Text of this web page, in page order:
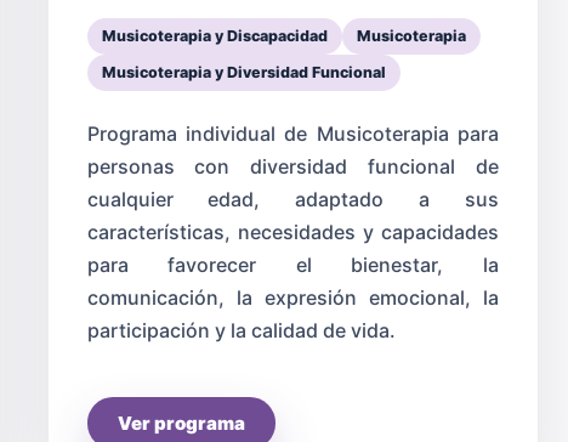
Musicoterapia y Discapacidad
Musicoterapia
Musicoterapia y Diversidad Funcional
Programa individual de Musicoterapia para
personas con diversidad funcional de
cualquier edad, adaptado a sus
características, necesidades y capacidades
para favorecer el bienestar, la
comunicación, la expresión emocional, la
participación y la calidad de vida.
Ver programa